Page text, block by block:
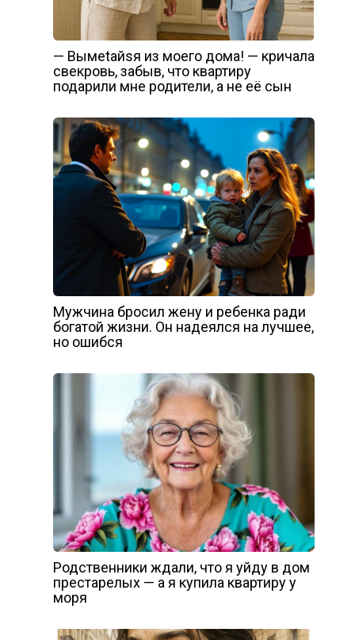
— Вымеtайsя из моего дома! — кричала
свекровь, забыв, что квартиру
подарили мне родители, а не её сын
Мужчина бросил жену и ребенка ради
богатой жизни. Он надеялся на лучшее,
но ошибся
Родственники ждали, что я уйду в дом
престарелых — а я купила квартиру у
моря